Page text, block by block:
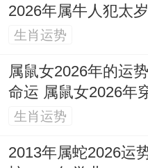
【生肖猪：暗藏机
亥水克午火，看似
主动把握，但过程
多学习积累，等待
虎、羊、狗的朋友得
2026年属牛人犯太
生肖运势
属鼠女2026年的运
命运 属鼠女2026年
生肖运势
2013年属蛇2026运